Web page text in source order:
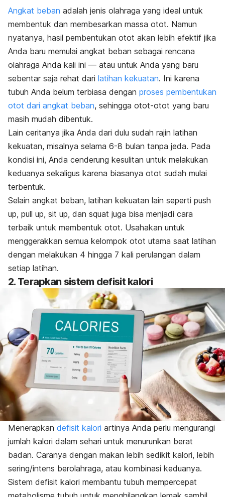
Angkat beban adalah jenis olahraga yang ideal untuk
membentuk dan membesarkan massa otot. Namun
nyatanya, hasil pembentukan otot akan lebih efektif jika
Anda baru memulai angkat beban sebagai rencana
olahraga Anda kali ini — atau untuk Anda yang baru
sebentar saja rehat dari latihan kekuatan. Ini karena
tubuh Anda belum terbiasa dengan proses pembentukan
otot dari angkat beban, sehingga otot-otot yang baru
masih mudah dibentuk.
Lain ceritanya jika Anda dari dulu sudah rajin latihan
kekuatan, misalnya selama 6-8 bulan tanpa jeda. Pada
kondisi ini, Anda cenderung kesulitan untuk melakukan
keduanya sekaligus karena biasanya otot sudah mulai
terbentuk.
Selain angkat beban, latihan kekuatan lain seperti push
up, pull up, sit up, dan squat juga bisa menjadi cara
terbaik untuk membentuk otot. Usahakan untuk
menggerakkan semua kelompok otot utama saat latihan
dengan melakukan 4 hingga 7 kali perulangan dalam
setiap latihan.
2. Terapkan sistem defisit kalori
Menerapkan defisit kalori artinya Anda perlu mengurangi
jumlah kalori dalam sehari untuk menurunkan berat
badan. Caranya dengan makan lebih sedikit kalori, lebih
sering/intens berolahraga, atau kombinasi keduanya.
Sistem defisit kalori membantu tubuh mempercepat